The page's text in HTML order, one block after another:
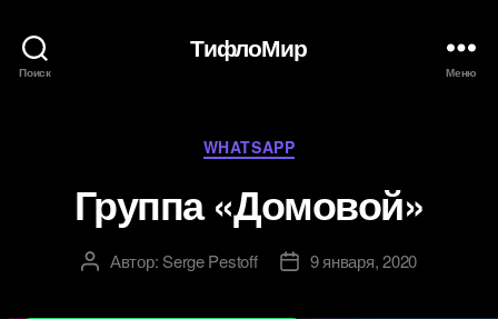
Поиск
ТифлоМир
Меню
Рубрики
WHATSAPP
Группа «Домовой»
АвторАвтор: Serge Pestoff
Дата9 января, 2020